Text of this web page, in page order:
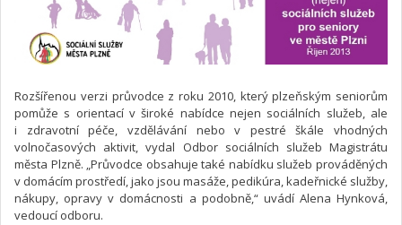
Rozšířenou verzi průvodce z roku 2010, který plzeňským seniorům
pomůže s orientací v široké nabídce nejen sociálních služeb, ale
i zdravotní péče, vzdělávání nebo v pestré škále vhodných
volnočasových aktivit, vydal Odbor sociálních služeb Magistrátu
města Plzně. „Průvodce obsahuje také nabídku služeb prováděných
v domácím prostředí, jako jsou masáže, pedikúra, kadeřnické služby,
nákupy, opravy v domácnosti a podobně,“ uvádí Alena Hynková,
vedoucí odboru.